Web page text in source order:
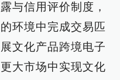
与信用评价制度，
环境中完成交易匹
文化产品跨境电子
大市场中实现文化